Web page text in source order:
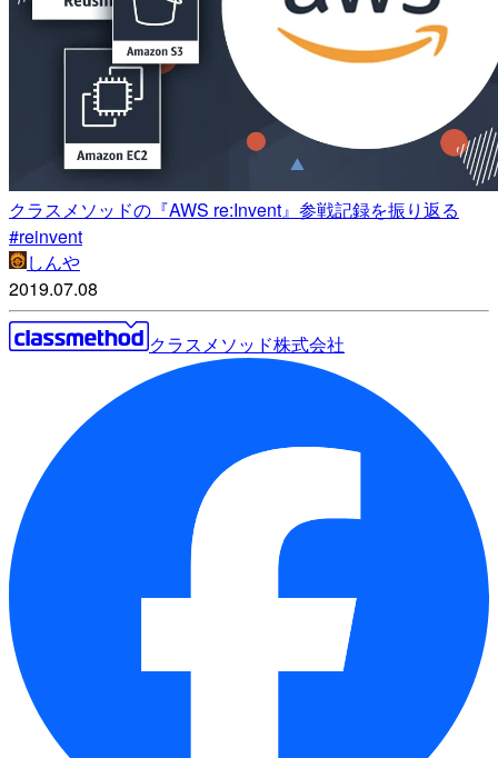
クラスメソッドの『AWS re:Invent』参戦記録を振り返る
#reinvent
しんや
2019.07.08
クラスメソッド株式会社